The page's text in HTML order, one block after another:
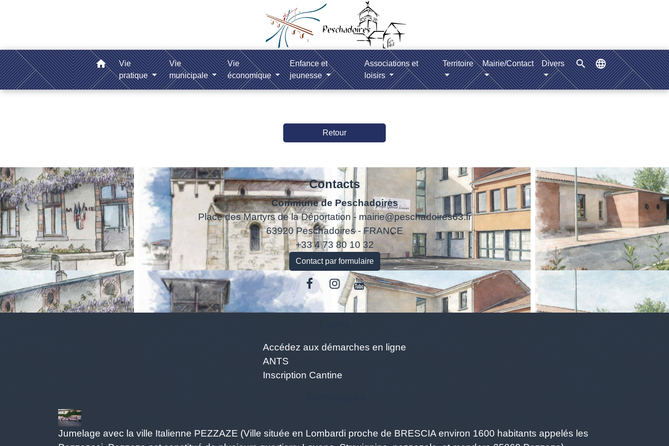
home
Vie
pratique
Vie
municipale
Vie
économique
Enfance et
jeunesse
Associations et
loisirs
Territoire Mairie/Contact Divers search language
Retour
Contacts
Commune de Peschadoires
Place des Martyrs de la Déportation - mairie@peschadoires63.fr
63920 Peschadoires - FRANCE
+33 4 73 80 10 32
Contact par formulaire
Accédez aux démarches en ligne
ANTS
Inscription Cantine
Jumelage avec la ville Italienne PEZZAZE (Ville située en Lombardi proche de BRESCIA environ 1600 habitants appelés les